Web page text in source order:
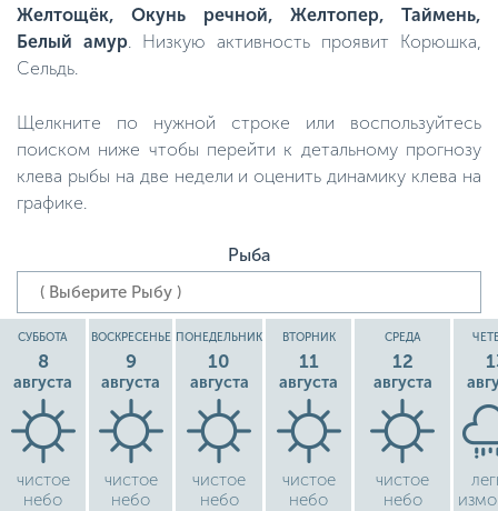
Желтощёк, Окунь речной, Желтопер, Таймень,
Белый амур. Низкую активность проявит Корюшка,
Сельдь.
Щелкните по нужной строке или воспользуйтесь
поиском ниже чтобы перейти к детальному прогнозу
клева рыбы на две недели и оценить динамику клева на
графике.
Рыба
СУББОТА
8
августа
чистое
небо
ВОСКРЕСЕНЬЕ
9
августа
чистое
небо
ПОНЕДЕЛЬНИК
10
августа
чистое
небо
ВТОРНИК
11
августа
чистое
небо
СРЕДА
12
августа
чистое
небо